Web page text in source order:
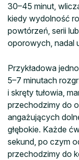
30–45 minut,
kiedy wydolność
powtórzeń, serii
oporowych, nadal
Przykładowa
5–7 minutach
i skręty tułowia,
przechodzimy do
angażujących
głębokie. Każde
sekund, po czym
przechodzimy do